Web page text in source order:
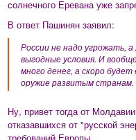
солнечного Еревана уже
В ответ Пашинян заявил:
России не надо угрожать,
выгодные условия. И
много денег, а скоро
оружие развитым странам.
Ну, привет тогда от
отказавшихся от "русской